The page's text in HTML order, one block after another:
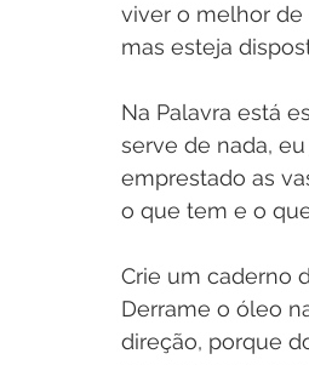
viver o melhor de
mas esteja
Na Palavra está
serve de nada,
emprestado as
o que tem e o
Crie um caderno
Derrame o óleo
direção, porque